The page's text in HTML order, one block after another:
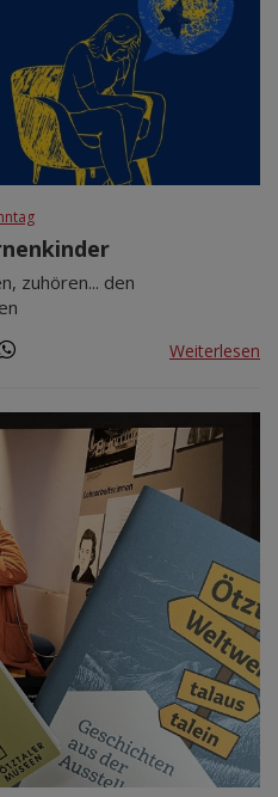
zuhören... den
Weiterlesen